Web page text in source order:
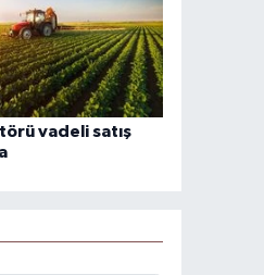
vadeli satış